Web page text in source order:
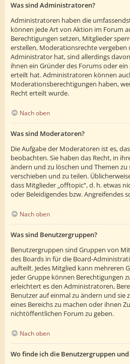
Was sind Administratoren?
Administratoren haben die
können jede Art von Aktion im Forum
Berechtigungen setzen, Mitglieder
erstellen, Moderationsrechte vergeben
Administrator hat, sind allerdings
ihnen ein Gründer des Forums oder
erteilt hat. Administratoren können
Moderationsberechtigungen haben,
Recht erteilt wurde.
Nach oben
Was sind Moderatoren?
Die Aufgabe der Moderatoren ist es,
beobachten. Sie haben das Recht, in
ändern und zu löschen und Themen zu
verschieben und zu teilen.
dass Mitglieder „offtopic“, d. h. etwas
oder Beleidigendes bzw. Angreifendes
Nach oben
Was sind Benutzergruppen?
Benutzergruppen sind Gruppen von
des Boards in für die Board-
aufteilt. Jedes Mitglied kann mehreren
jeder Gruppe können Berechtigungen
erleichtert es den Administratoren,
Benutzer auf einmal zu ändern und sie
eines Bereichs zu machen oder ihnen
nichtöffentlichen Forum zu geben.
Nach oben
Wo finde ich die Benutzergruppen